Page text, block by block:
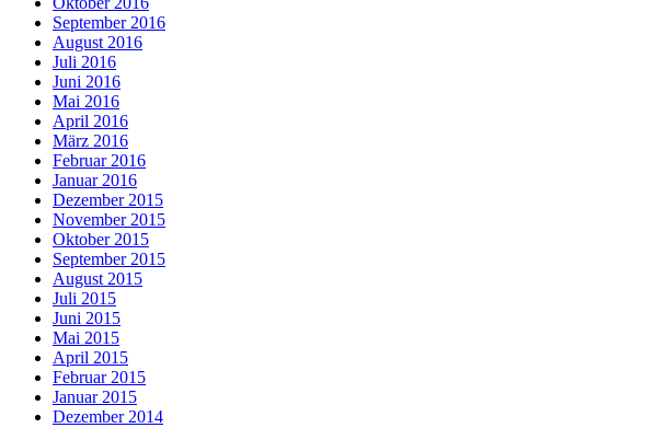
September 2016
August 2016
Juli 2016
Juni 2016
Mai 2016
April 2016
März 2016
Februar 2016
Januar 2016
Dezember 2015
November 2015
Oktober 2015
September 2015
August 2015
Juli 2015
Juni 2015
Mai 2015
April 2015
Februar 2015
Januar 2015
Dezember 2014